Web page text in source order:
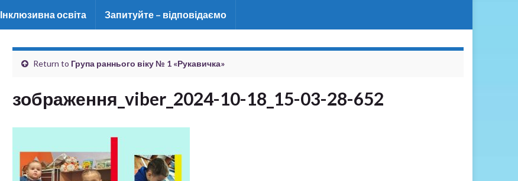
Інклюзивна освіта Запитуйте – відповідаємо
Return to Група раннього віку № 1 «Рукавичка»
зображення_viber_2024-10-18_15-03-28-652